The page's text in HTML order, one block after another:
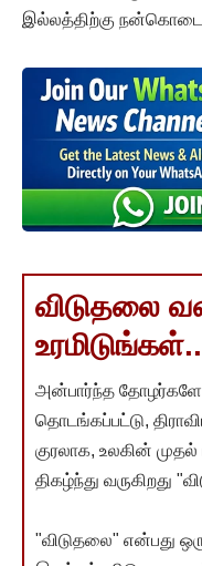
இல்லத்திற்கு நன்கொடை
விடுதலை
உரமிடுங்கள்..
அன்பார்ந்த
தொடங்கப்பட்டு,
குரலாக, உலகின் முதல்
திகழ்ந்து வருகிறது
"விடுதலை" என்பது